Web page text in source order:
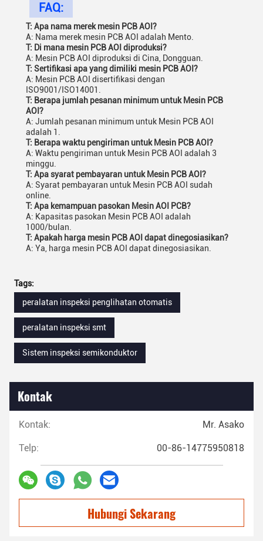
FAQ:
T: Apa nama merek mesin PCB AOI?
A: Nama merek mesin PCB AOI adalah Mento.
T: Di mana mesin PCB AOI diproduksi?
A: Mesin PCB AOI diproduksi di Cina, Dongguan.
T: Sertifikasi apa yang dimiliki mesin PCB AOI?
A: Mesin PCB AOI disertifikasi dengan
ISO9001/ISO14001.
T: Berapa jumlah pesanan minimum untuk Mesin PCB
AOI?
A: Jumlah pesanan minimum untuk Mesin PCB AOI
adalah 1.
T: Berapa waktu pengiriman untuk Mesin PCB AOI?
A: Waktu pengiriman untuk Mesin PCB AOI adalah 3
minggu.
T: Apa syarat pembayaran untuk Mesin PCB AOI?
A: Syarat pembayaran untuk Mesin PCB AOI sudah
online.
T: Apa kemampuan pasokan Mesin AOI PCB?
A: Kapasitas pasokan Mesin PCB AOI adalah
1000/bulan.
T: Apakah harga mesin PCB AOI dapat dinegosiasikan?
A: Ya, harga mesin PCB AOI dapat dinegosiasikan.
Tags:
peralatan inspeksi penglihatan otomatis
peralatan inspeksi smt
Sistem inspeksi semikonduktor
Kontak
Kontak: Mr. Asako
Telp: 00-86-14775950818
Hubungi Sekarang